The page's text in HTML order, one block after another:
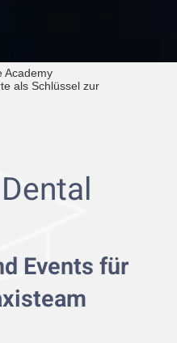
Academy
als Schlüssel zur
Events für